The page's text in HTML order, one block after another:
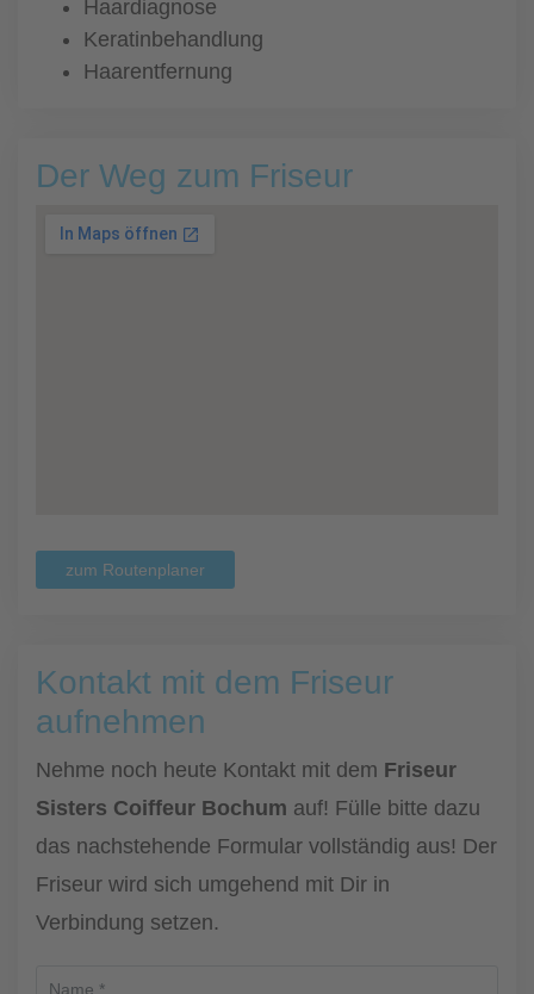
Haardiagnose
Keratinbehandlung
Haarentfernung
Der Weg zum Friseur
zum Routenplaner
Kontakt mit dem Friseur
aufnehmen
Nehme noch heute Kontakt mit dem Friseur
Sisters Coiffeur Bochum auf! Fülle bitte dazu
das nachstehende Formular vollständig aus! Der
Friseur wird sich umgehend mit Dir in
Verbindung setzen.